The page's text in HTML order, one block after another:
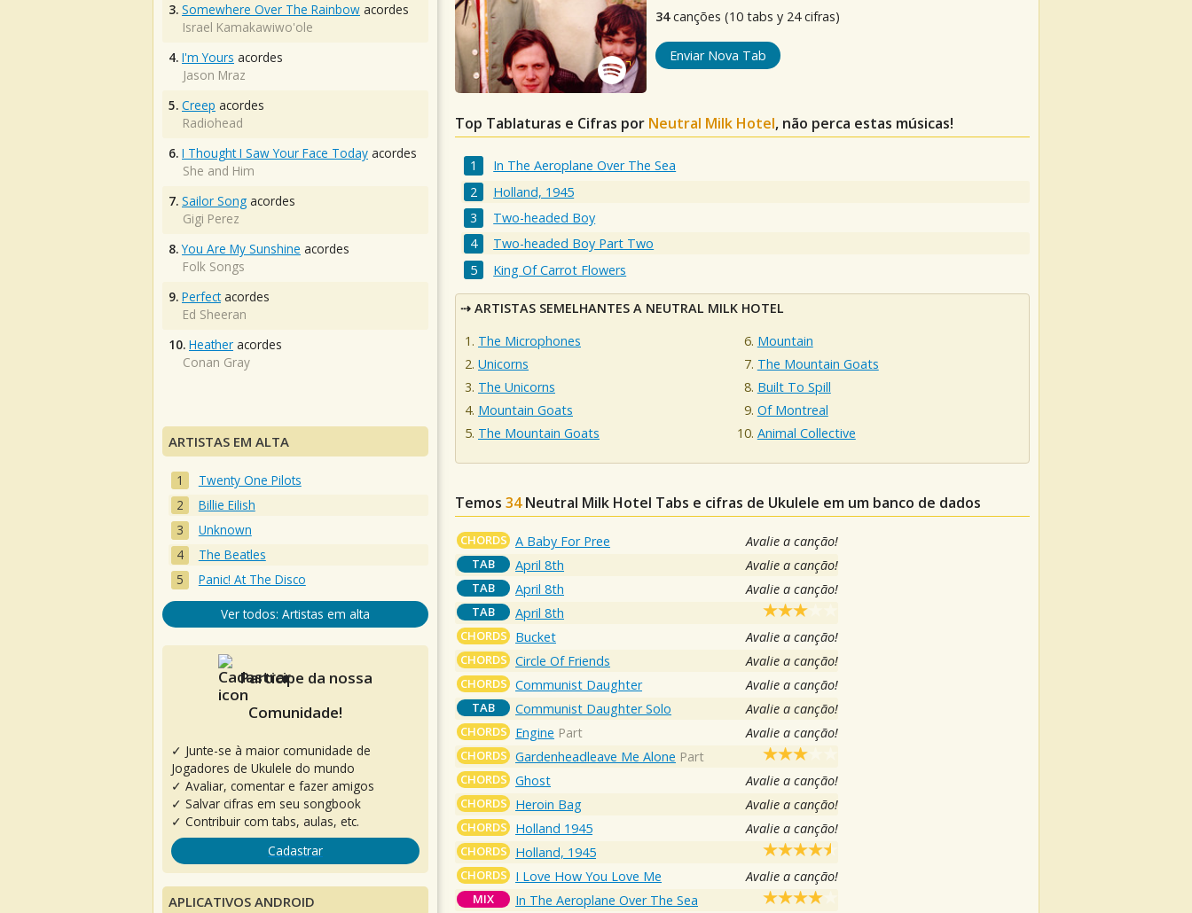
34canções (10 tabs y 24 cifras)
Enviar Nova Tab
Top Tablaturas e Cifras por Neutral Milk Hotel, não perca estas músicas!
In The Aeroplane Over The Sea
Holland, 1945
Two-headed Boy
Two-headed Boy Part Two
King Of Carrot Flowers
ARTISTAS SEMELHANTES A NEUTRAL MILK HOTEL
The Microphones
Unicorns
The Unicorns
Mountain Goats
The Mountain Goats
Mountain
The Mountain Goats
Built To Spill
Of Montreal
Animal Collective
Temos 34 Neutral Milk Hotel Tabs e cifras de Ukulele em um banco de dados
CHORDS A Baby For Pree Avalie a canção!
TAB April 8th Avalie a canção!
TAB April 8th Avalie a canção!
TAB April 8th
CHORDS Bucket Avalie a canção!
CHORDS Circle Of Friends Avalie a canção!
CHORDS Communist Daughter Avalie a canção!
TAB Communist Daughter Solo Avalie a canção!
CHORDS Engine Part Avalie a canção!
CHORDS Gardenheadleave Me Alone Part
CHORDS Ghost Avalie a canção!
CHORDS Heroin Bag Avalie a canção!
CHORDS Holland 1945 Avalie a canção!
CHORDS Holland, 1945
CHORDS I Love How You Love Me Avalie a canção!
MIX In The Aeroplane Over The Sea
3. Somewhere Over The Rainbow acordes
Israel Kamakawiwo'ole
4. I'm Yours acordes
Jason Mraz
5. Creep acordes
Radiohead
6. I Thought I Saw Your Face Today acordes
She and Him
7. Sailor Song acordes
Gigi Perez
8. You Are My Sunshine acordes
Folk Songs
9. Perfectacordes
Ed Sheeran
10. Heather acordes
Conan Gray
ARTISTAS EM ALTA
Twenty One Pilots
Billie Eilish
Unknown
The Beatles
Panic! At The Disco
Ver todos: Artistas em alta
Participe da nossa
Comunidade!
✓ Junte-se à maior comunidade de
Jogadores de Ukulele do mundo
✓ Avaliar, comentar e fazer amigos
✓ Salvar cifras em seu songbook
✓ Contribuir com tabs, aulas, etc.
Cadastrar
APLICATIVOS ANDROID